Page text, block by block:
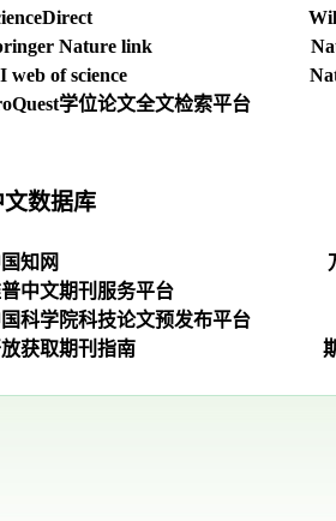
Nature link
web of science
学位论文全文检索平台
文数据库
知网
中文期刊服务平台
科学院科技论文预发布平台
获取期刊指南